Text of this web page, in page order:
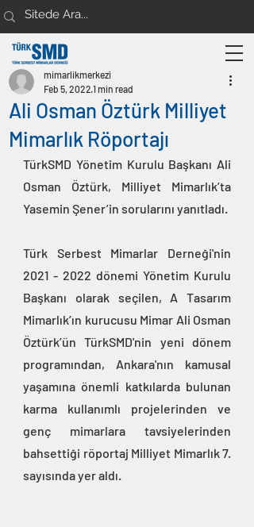
Ali Osman Öztürk Milliyet
Mimarlık Röportajı
mimarlikmerkezi
Feb 5, 2022 1 min read
TürkSMD Yönetim Kurulu Başkanı Ali
Osman Öztürk, Milliyet Mimarlık’ta
Yasemin Şener’in sorularını yanıtladı.
Türk Serbest Mimarlar Derneği'nin
2021 - 2022 dönemi Yönetim Kurulu
Başkanı olarak seçilen, A Tasarım
Mimarlık’ın kurucusu Mimar Ali Osman
Öztürk’ün TürkSMD'nin yeni dönem
programından, Ankara'nın kamusal
yaşamına önemli katkılarda bulunan
karma kullanımlı projelerinden ve
genç mimarlara tavsiyelerinden
bahsettiği röportaj Milliyet Mimarlık 7.
sayısında yer aldı.